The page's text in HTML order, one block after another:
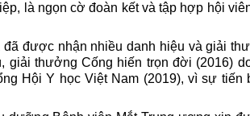
là ngọn cờ đoàn kết và tập hợp hội
được nhận nhiều danh hiệu và giải
giải thưởng Cống hiến trọn đời (2016)
Hội Y học Việt Nam (2019), vì sự